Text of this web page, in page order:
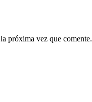
próxima vez que comente.